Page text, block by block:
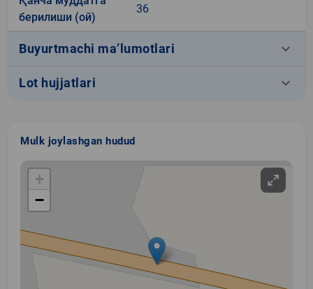
берилиши (ой)
36
Buyurtmachi ma’lumotlari keyboard_arrow_down
Lot hujjatlari keyboard_arrow_down
Mulk joylashgan hudud
+
−